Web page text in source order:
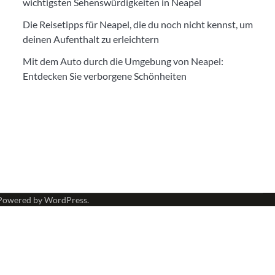
Die Reisetipps für Neapel, die du noch nicht kennst, um
deinen Aufenthalt zu erleichtern
Mit dem Auto durch die Umgebung von Neapel:
Entdecken Sie verborgene Schönheiten
byWordPress.